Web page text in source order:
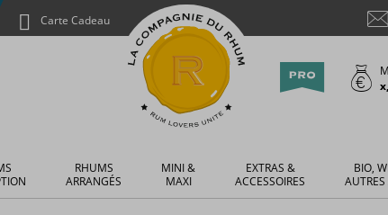
Carte Cadeau
RHUMS
ARRANGÉS
MINI &
MAXI
EXTRAS &
ACCESSOIRES
BIO,